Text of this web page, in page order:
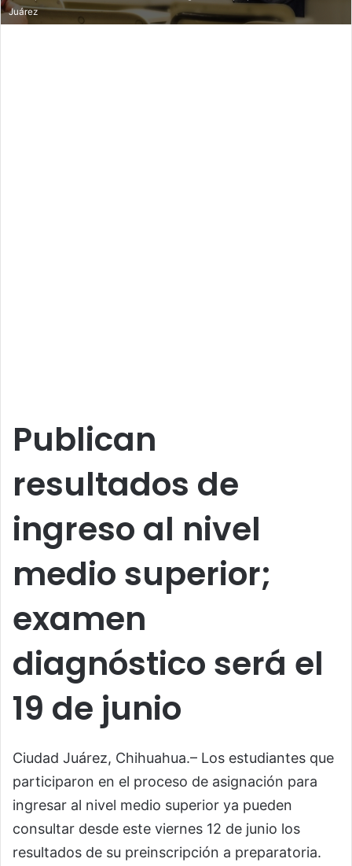
Juárez
Publican
resultados de
ingreso al nivel
medio superior;
examen
diagnóstico será el
19 de junio
Ciudad Juárez, Chihuahua.– Los estudiantes que
participaron en el proceso de asignación para
ingresar al nivel medio superior ya pueden
consultar desde este viernes 12 de junio los
resultados de su preinscripción a preparatoria.